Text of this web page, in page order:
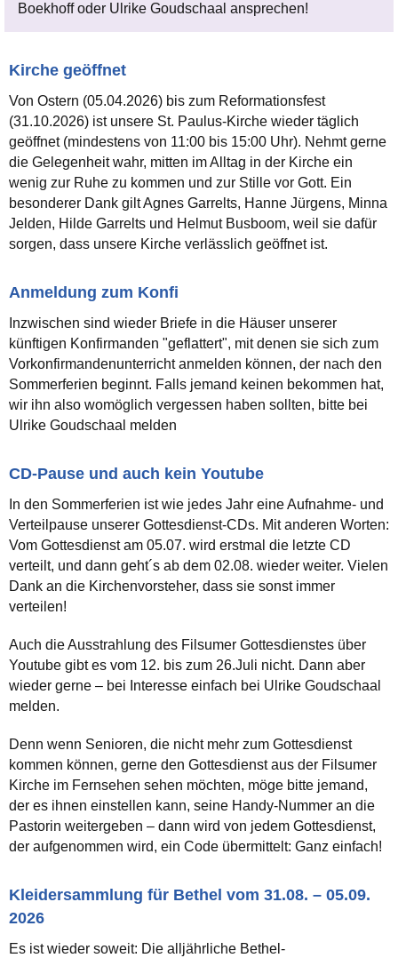
Boekhoff oder Ulrike Goudschaal ansprechen!
Kirche geöffnet
Von Ostern (05.04.2026) bis zum Reformationsfest
(31.10.2026) ist unsere St. Paulus-Kirche wieder täglich
geöffnet (mindestens von 11:00 bis 15:00 Uhr). Nehmt gerne
die Gelegenheit wahr, mitten im Alltag in der Kirche ein
wenig zur Ruhe zu kommen und zur Stille vor Gott. Ein
besonderer Dank gilt Agnes Garrelts, Hanne Jürgens, Minna
Jelden, Hilde Garrelts und Helmut Busboom, weil sie dafür
sorgen, dass unsere Kirche verlässlich geöffnet ist.
Anmeldung zum Konfi
Inzwischen sind wieder Briefe in die Häuser unserer
künftigen Konfirmanden "geflattert", mit denen sie sich zum
Vorkonfirmandenunterricht anmelden können, der nach den
Sommerferien beginnt. Falls jemand keinen bekommen hat,
wir ihn also womöglich vergessen haben sollten, bitte bei
Ulrike Goudschaal melden
CD-Pause und auch kein Youtube
In den Sommerferien ist wie jedes Jahr eine Aufnahme- und
Verteilpause unserer Gottesdienst-CDs. Mit anderen Worten:
Vom Gottesdienst am 05.07. wird erstmal die letzte CD
verteilt, und dann geht´s ab dem 02.08. wieder weiter. Vielen
Dank an die Kirchenvorsteher, dass sie sonst immer
verteilen!
Auch die Ausstrahlung des Filsumer Gottesdienstes über
Youtube gibt es vom 12. bis zum 26.Juli nicht. Dann aber
wieder gerne – bei Interesse einfach bei Ulrike Goudschaal
melden.
Denn wenn Senioren, die nicht mehr zum Gottesdienst
kommen können, gerne den Gottesdienst aus der Filsumer
Kirche im Fernsehen sehen möchten, möge bitte jemand,
der es ihnen einstellen kann, seine Handy-Nummer an die
Pastorin weitergeben – dann wird von jedem Gottesdienst,
der aufgenommen wird, ein Code übermittelt: Ganz einfach!
Kleidersammlung für Bethel vom 31.08. – 05.09.
2026
Es ist wieder soweit: Die alljährliche Bethel-